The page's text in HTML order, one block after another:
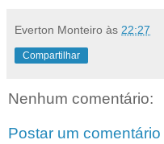
Everton Monteiro às 22:27
Compartilhar
Nenhum comentário:
Postar um comentário